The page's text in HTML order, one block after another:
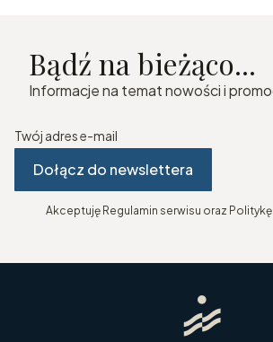
Bądź na bieżąco...
Informacje na temat nowości i
Twój adres e-mail
Dołącz do newslettera
Akceptuję Regulamin serwisu oraz